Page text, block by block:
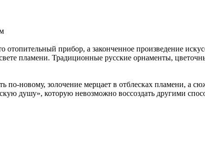
прибор, а законченное произведение
пламени. Традиционные русские орнаменты,
по-новому, золочение мерцает в отблесках пламени, а
душу», которую невозможно воссоздать другими